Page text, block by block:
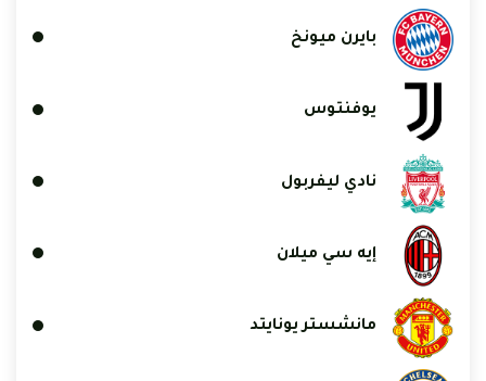
بايرن ميونخ
يوفنتوس
نادي ليفربول
إيه سي ميلان
مانشستر يونايتد